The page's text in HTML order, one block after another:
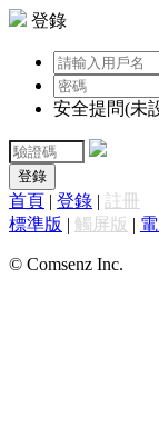
登錄
安全提問(未
登錄
首頁 | 登錄 | 註冊
標準版 | 觸屏版 |
© Comsenz Inc.